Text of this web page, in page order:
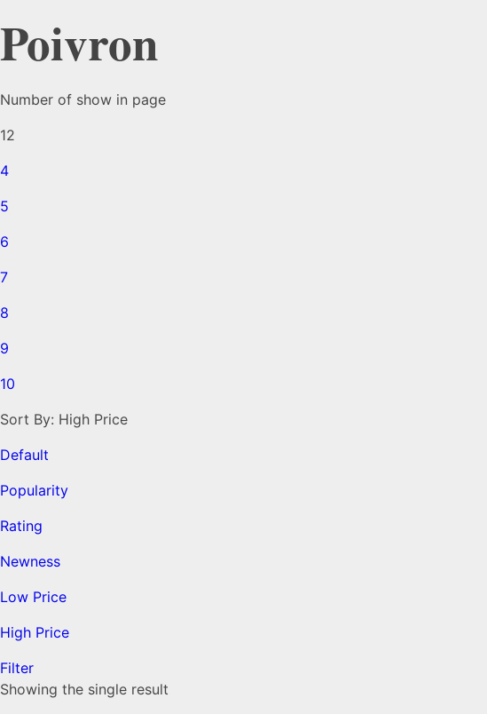
Poivron
Number of show in page
12
4
5
6
7
8
9
10
Sort By: High Price
Default
Popularity
Rating
Newness
Low Price
High Price
Filter
Showing the single result